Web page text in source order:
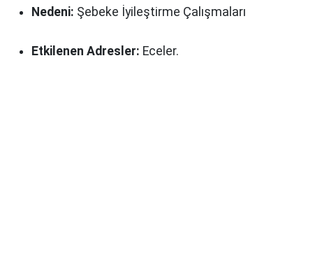
Nedeni: Şebeke İyileştirme Çalışmaları
Etkilenen Adresler: Eceler.